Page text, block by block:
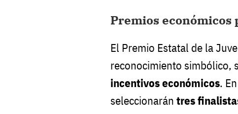
Premios
El Premio Estatal de la
reconocimiento simbólico,
incentivos económicos.
seleccionarán tres